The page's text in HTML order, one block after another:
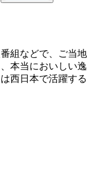
組などで、ご当地
本当においしい逸
西日本で活躍する